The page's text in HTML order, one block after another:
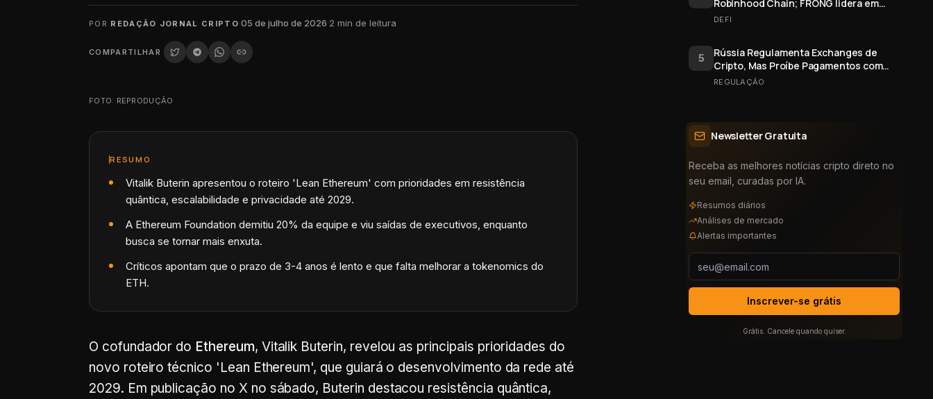
POR REDAÇÃO JORNAL CRIPTO·05 de julho de 2026·2 min de leitura
COMPARTILHAR
FOTO: REPRODUÇÃO
RESUMO
Vitalik Buterin apresentou o roteiro 'Lean Ethereum' com prioridades em resistência
quântica, escalabilidade e privacidade até 2029.
A Ethereum Foundation demitiu 20% da equipe e viu saídas de executivos, enquanto
busca se tornar mais enxuta.
Críticos apontam que o prazo de 3-4 anos é lento e que falta melhorar a tokenomics do
ETH.
O cofundador do Ethereum, Vitalik Buterin, revelou as principais prioridades do
novo roteiro técnico 'Lean Ethereum', que guiará o desenvolvimento da rede até
2029. Em publicação no X no sábado, Buterin destacou resistência quântica,
Robinhood Chain; FRONG lidera em
valor
DEFI
5
Rússia Regulamenta Exchanges de
Cripto, Mas Proíbe Pagamentos com
Bitcoin
REGULAÇÃO
Newsletter Gratuita
Receba as melhores notícias cripto direto no
seu email, curadas por IA.
Resumos diários
Análises de mercado
Alertas importantes
Inscrever-se grátis
Grátis. Cancele quando quiser.